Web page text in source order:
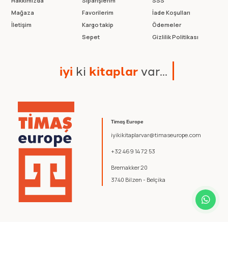
Timaş Europe
iyikikitaplarvar@timaseurope.com
+32 469 14 72 53
Bremakker 20
3740 Bilzen - Belçika
Mağaza
İletişim
Favorilerim
Kargo takip
Sepet
İade Koşulları
Ödemeler
Gizlilik Politikası
iyi ki kitaplarvar...